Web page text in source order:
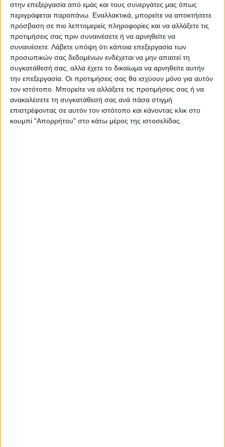
στην επεξεργασία από εμάς και τους συνεργάτες μας όπως
περιγράφεται παραπάνω. Εναλλακτικά, μπορείτε να αποκτήσετε
πρόσβαση σε πιο λεπτομερείς πληροφορίες και να αλλάξετε τις
προτιμήσεις σας πριν συναινέσετε ή να αρνηθείτε να
συναινέσετε. Λάβετε υπόψη ότι κάποια επεξεργασία των
προσωπικών σας δεδομένων ενδέχεται να μην απαιτεί τη
συγκατάθεσή σας, αλλά έχετε το δικαίωμα να αρνηθείτε αυτήν
την επεξεργασία. Οι προτιμήσεις σας θα ισχύουν μόνο για αυτόν
τον ιστότοπο. Μπορείτε να αλλάξετε τις προτιμήσεις σας ή να
ανακαλέσετε τη συγκατάθεσή σας ανά πάσα στιγμή
επιστρέφοντας σε αυτόν τον ιστότοπο και κάνοντας κλικ στο
κουμπί "Απορρήτου" στο κάτω μέρος της ιστοσελίδας.
φορές και το αίσθημα του «ανήκειν», και για
αυτό τέτοιες δράσεις των συλλόγων δεν
είναι μόνο βιωματικές για τους μικρούς,
αλλά και για τους μεγάλους που νιώθουν ότι
ο συνδετικός κρίκος κάπου είχε «σπάσει»
και πασχίζουν τώρα να επανασυνδεθούν με
παλαιότερες εικόνες.
Δ.Γ.
Τελευταίες Ειδήσεις Σήμερα